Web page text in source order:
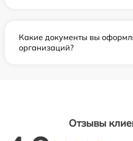
Какие документы вы
организаций?
Отзывы